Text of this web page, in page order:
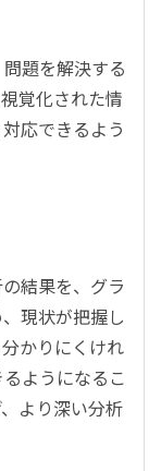
題を解決する
覚化された情
応できるよう
結果を、グラ
現状が把握し
かりにくけれ
ようになるこ
より深い分析